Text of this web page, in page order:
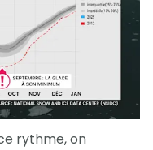
rythme, on